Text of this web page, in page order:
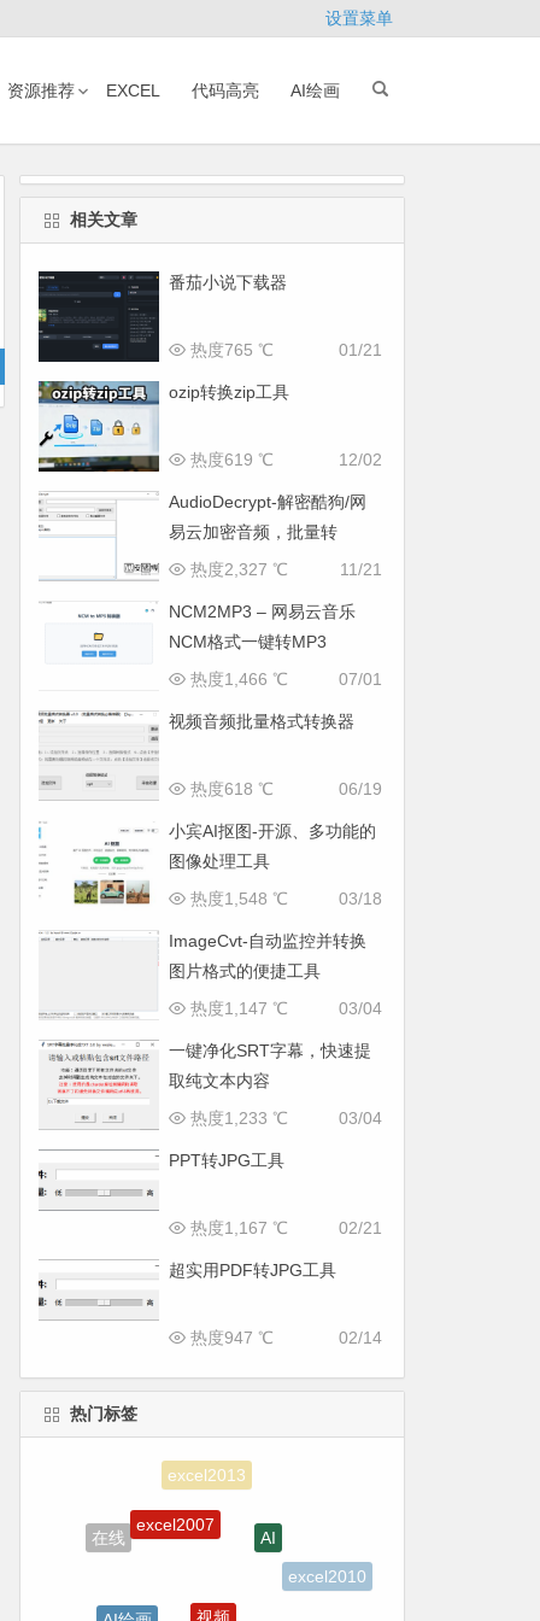
设置菜单
资源推荐 EXCEL 代码高亮 AI绘画
相关文章
番茄小说下载器
01/21
热度765 ℃
ozip转换zip工具
12/02
热度619 ℃
AudioDecrypt-解密酷狗/网
易云加密音频，批量转
MP3/FLAC
11/21
热度2,327 ℃
NCM2MP3 – 网易云音乐
NCM格式一键转MP3
07/01
热度1,466 ℃
视频音频批量格式转换器
06/19
热度618 ℃
小宾AI抠图-开源、多功能的
图像处理工具
03/18
热度1,548 ℃
ImageCvt-自动监控并转换
图片格式的便捷工具
03/04
热度1,147 ℃
一键净化SRT字幕，快速提
取纯文本内容
03/04
热度1,233 ℃
PPT转JPG工具
02/21
热度1,167 ℃
超实用PDF转JPG工具
02/14
热度947 ℃
热门标签
在线
excel2007
AI
excel2010
AI绘画